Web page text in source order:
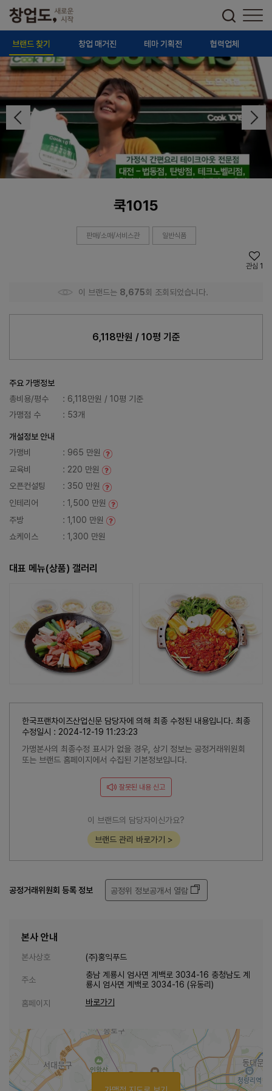
브랜드 찾기 창업 매거진 테마 기획전 협력업체
쿡1015
판매/소매/서비스관 일반식품
관심 1
이 브랜드는 8,675회 조회되었습니다.
6,118만원 / 10평 기준
주요 가맹정보
총비용/평수
: 6,118만원 / 10평 기준
가맹점 수
: 53개
개설정보 안내
가맹비
: 965 만원
교육비
: 220 만원
오픈컨설팅
: 350 만원
인테리어
: 1,500 만원
주방
: 1,100 만원
쇼케이스
: 1,300 만원
대표 메뉴(상품) 갤러리
한국프랜차이즈산업신문 담당자에 의해 최종 수정된 내용입니다. 최종
수정일시 : 2024-12-19 11:23:23
가맹본사의 최종수정 표시가 없을 경우, 상기 정보는 공정거래위원회
또는 브랜드 홈페이지에서 수집된 기본정보입니다.
잘못된 내용 신고
이 브랜드의 담당자이신가요?
브랜드 관리 바로가기 >
공정거래위원회 등록 정보 공정위 정보공개서 열람
본사 안내
본사상호 (주)홍익푸드
주소
충남 계룡시 엄사면 계백로 3034-16 충청남도 계
룡시 엄사면 계백로 3034-16 (유동리)
홈페이지
바로가기